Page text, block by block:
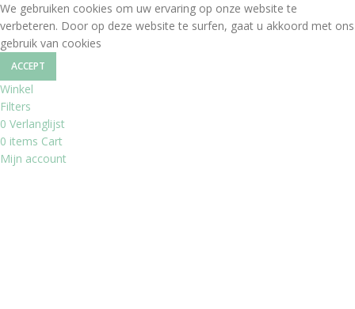
We gebruiken cookies om uw ervaring op onze website te
verbeteren. Door op deze website te surfen, gaat u akkoord met ons
gebruik van cookies
ACCEPT
Winkel
Filters
0 Verlanglijst
0 items Cart
Mijn account